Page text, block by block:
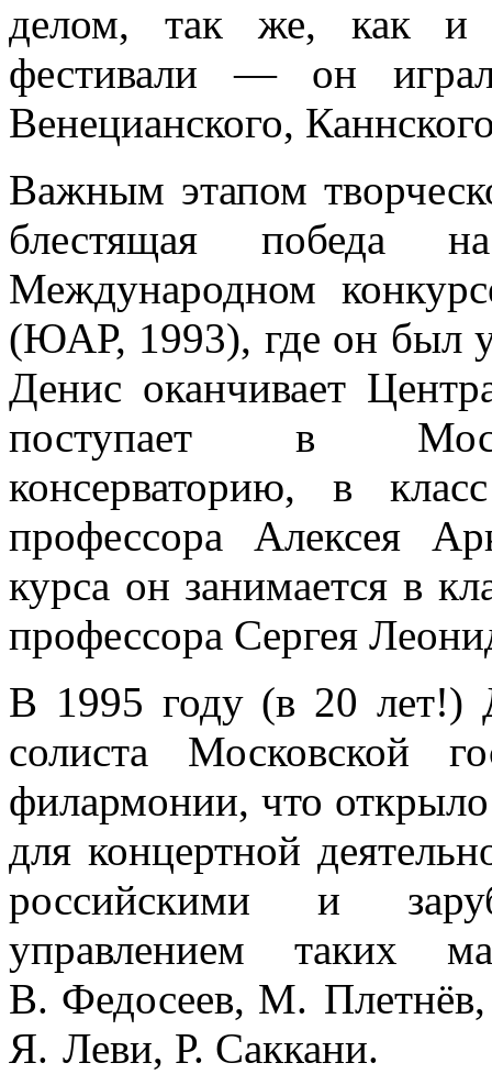
делом, так же, как и
фестивали — он
Венецианского,
Важным этапом
блестящая
Международном
(ЮАР, 1993), где он был
Денис оканчивает
поступает в
консерваторию, в
профессора Алексея
курса он занимается в
профессора Сергея
В 1995 году (в 20 лет!)
солиста Московской
филармонии, что
для концертной
российскими и
управлением таких
В. Федосеев, М.
Я. Леви, Р. Саккани.